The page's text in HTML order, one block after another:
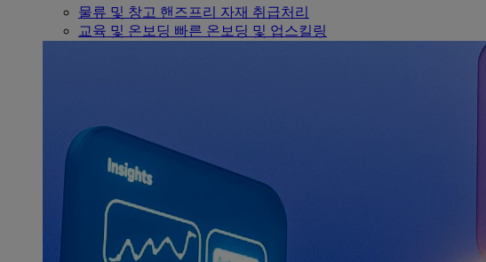
물류 및 창고 핸즈프리 자재 취급처리
교육 및 온보딩 빠른 온보딩 및 업스킬링